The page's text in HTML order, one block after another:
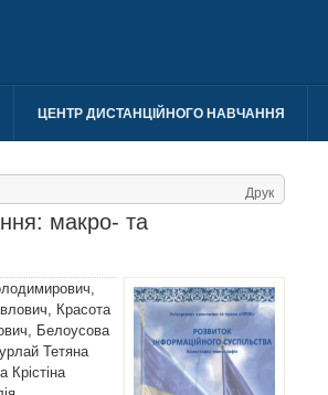
ЦЕНТР ДИСТАНЦІЙНОГО НАВЧАННЯ
Друк
макро- та
,
, Красота
, Белоусова
Тетяна
Крістіна